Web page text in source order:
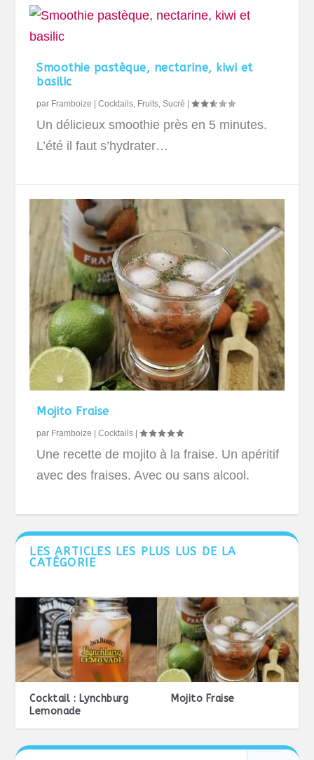
Smoothie pastèque, nectarine, kiwi et
basilic
par Framboize |Cocktails, Fruits,Sucré |
Un délicieux smoothie près en 5 minutes.
L’été il faut s’hydrater…
Mojito Fraise
par Framboize |Cocktails |
Une recette de mojito à la fraise. Un apéritif
avec des fraises. Avec ou sans alcool.
LES ARTICLES LES PLUS LUS DE LA
CATÉGORIE
Cocktail : Lynchburg
Lemonade
Mojito Fraise